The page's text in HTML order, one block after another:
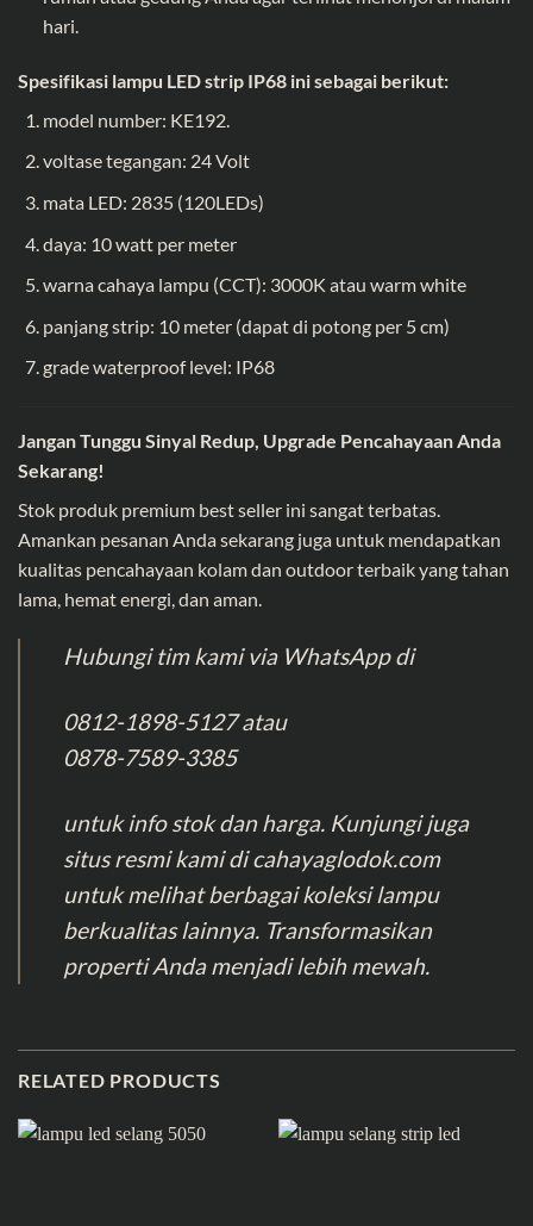
hari.
Spesifikasi lampu LED strip IP68 ini sebagai berikut:
model number: KE192.
voltase tegangan: 24 Volt
mata LED: 2835 (120LEDs)
daya: 10 watt per meter
warna cahaya lampu (CCT): 3000K atau warm white
panjang strip: 10 meter (dapat di potong per 5 cm)
grade waterproof level: IP68
Jangan Tunggu Sinyal Redup, Upgrade Pencahayaan Anda
Sekarang!
Stok produk premium best seller ini sangat terbatas.
Amankan pesanan Anda sekarang juga untuk mendapatkan
kualitas pencahayaan kolam dan outdoor terbaik yang tahan
lama, hemat energi, dan aman.
Hubungi tim kami via WhatsApp di
0812-1898-5127atau
0878-7589-3385
untuk info stok dan harga. Kunjungi juga
situs resmi kami di cahayaglodok.com
untuk melihat berbagai koleksi lampu
berkualitas lainnya. Transformasikan
properti Anda menjadi lebih mewah.
RELATED PRODUCTS